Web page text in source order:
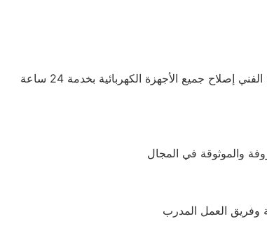
يوجد فريق محترف يوفر الدعم للعملاء ويحرص دائمًا على راحتهم، مع تقديم شرح للمنتجات ومميزاتها للمهتمين بالشراء. كما يتيح فريق الدعم الفني إصلاح جميع الأجهزة الكهربائية بخدمة 24 ساعة